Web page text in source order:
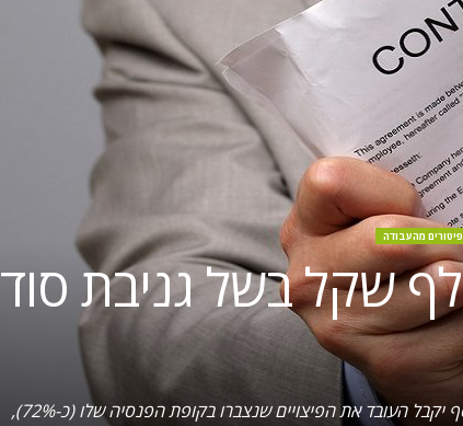
פיטורים מהעבודה
למעסיק פיצוי 60 אלף שקל בשל גניבת סוד
למרות זאת, המעסיק ישלם לעובד פיצוי של 10 אלפים שקל בגין פיטורים ללא שימוע; בנוסף יקבל העובד את הפיצויים שנצברו בקופת הפנסיה שלו (כ-72%),